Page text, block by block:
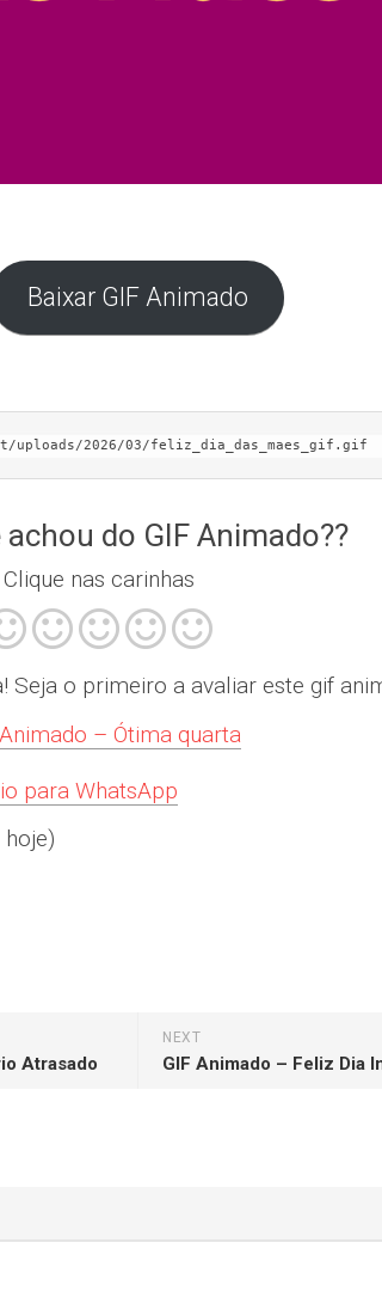
Baixar GIF Animado
uploads/2026/03/feliz_dia_das_maes_gif.gif
achou do GIF Animado??
Clique nas carinhas
Seja o primeiro a avaliar este gif
– Ótima quarta
para WhatsApp
NEXT
Atrasado